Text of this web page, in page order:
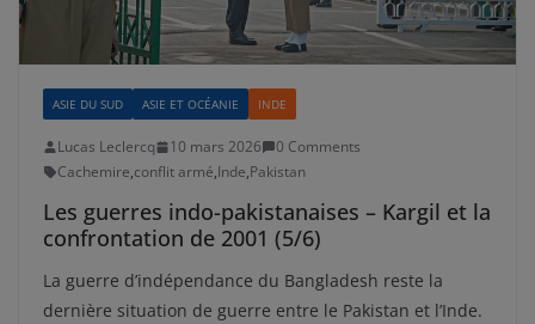
ASIE DU SUD ASIE ET OCÉANIE INDE
Lucas Leclercq 10 mars 2026
0 Comments
Cachemire,conflit armé,Inde,Pakistan
Les guerres indo-pakistanaises – Kargil et la
confrontation de 2001 (5/6)
La guerre d’indépendance du Bangladesh reste la
dernière situation de guerre entre le Pakistan et l’Inde.